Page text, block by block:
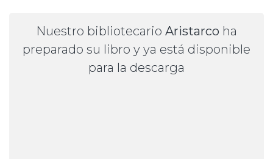
Nuestro bibliotecario Aristarco ha
preparado su libro y ya está disponible
para la descarga